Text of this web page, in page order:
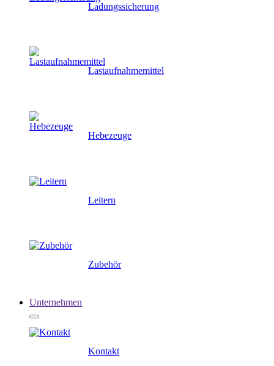
Ladungssicherung
Lastaufnahmemittel
Hebezeuge
Leitern
Zubehör
Unternehmen
Kontakt